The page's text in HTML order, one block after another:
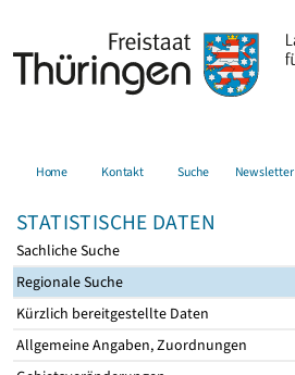
Home Kontakt Suche Newsletter
STATISTISCHE DATEN
Sachliche Suche
Regionale Suche
Kürzlich bereitgestellte Daten
Allgemeine Angaben, Zuordnungen